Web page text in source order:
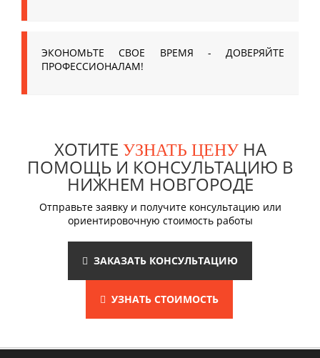
ЭКОНОМЬТЕ СВОЕ ВРЕМЯ - ДОВЕРЯЙТЕ
ПРОФЕССИОНАЛАМ!
ХОТИТЕ УЗНАТЬ ЦЕНУНА
ПОМОЩЬ И КОНСУЛЬТАЦИЮ В
НИЖНЕМ НОВГОРОДЕ
Отправьте заявку и получите консультацию или
ориентировочную стоимость работы
ЗАКАЗАТЬ КОНСУЛЬТАЦИЮ
УЗНАТЬ СТОИМОСТЬ